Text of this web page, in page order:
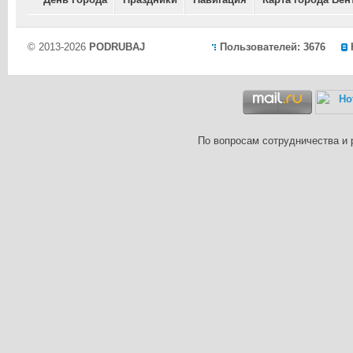
Пользователей: 3676
© 2013-2026 PODRUBAJ
По вопросам сотрудничества